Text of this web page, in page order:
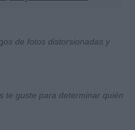
de fotos distorsionadas y
te guste para determinar quién